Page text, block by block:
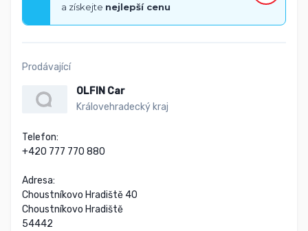
a získejte nejlepší cenu
Prodávající
OLFIN Car
Královehradecký kraj
Telefon:
+420 777 770 880
Adresa:
Choustníkovo Hradiště 40
Choustníkovo Hradiště
54442